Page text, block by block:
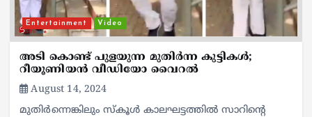
Entertainment Video
അടി കൊണ്ട് പുളയുന്ന മുതിര്‍ന്ന കുട്ടികള്‍;
റീയൂണിയന്‍ വീഡിയോ വൈറൽ
August 14, 2024
മുതിര്‍ന്നെങ്കിലും സ്കൂള്‍ കാലഘട്ടത്തില്‍ സാറിന്‍റെ